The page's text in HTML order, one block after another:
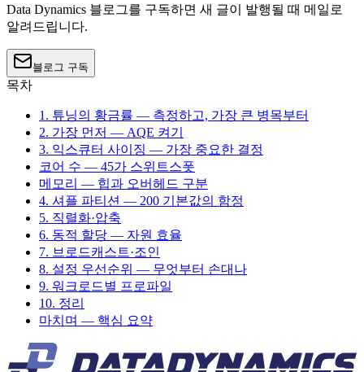
Data Dynamics 블로그를 구독하면 새 글이 발행될 때 메일로
알려드립니다.
블로그 구독
목차
1. 튜닝의 황금률 — 측정하고, 가장 큰 병목부터
2. 가장 먼저 — AQE 켜기
3. 익스큐터 사이징 — 가장 중요한 결정
코어 수 — 45가 스위트스폿
메모리 — 힙과 오버헤드 구분
4. 셔플 파티션 — 200 기본값의 함정
5. 직렬화·압축
6. 동적 할당 — 자원 효율
7. 브로드캐스트·조인
8. 설정 우선순위 — 무엇부터 손대나
9. 워크로드별 프로파일
10. 정리
마치며 — 핵심 요약